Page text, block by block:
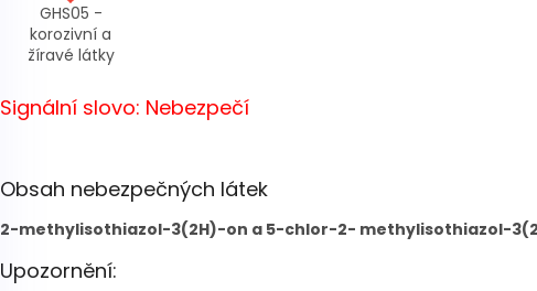
GHS05 -
korozivní a
žíravé látky
Signální slovo: Nebezpečí
Obsah nebezpečných látek
2-methylisothiazol-3(2H)-on a 5-chlor-2- methylisothiazol-
Upozornění: